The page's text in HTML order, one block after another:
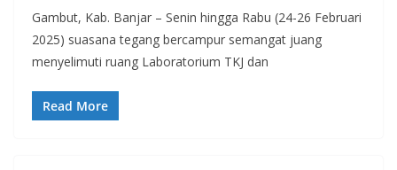
Gambut, Kab. Banjar – Senin hingga Rabu (24-26 Februari
2025) suasana tegang bercampur semangat juang
menyelimuti ruang Laboratorium TKJ dan
Read More